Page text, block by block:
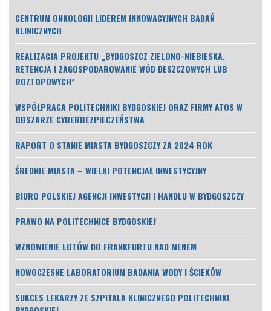
CENTRUM ONKOLOGII LIDEREM INNOWACYJNYCH BADAŃ
KLINICZNYCH
REALIZACJA PROJEKTU „BYDGOSZCZ ZIELONO-NIEBIESKA.
RETENCJA I ZAGOSPODAROWANIE WÓD DESZCZOWYCH LUB
ROZTOPOWYCH”
WSPÓŁPRACA POLITECHNIKI BYDGOSKIEJ ORAZ FIRMY ATOS W
OBSZARZE CYBERBEZPIECZEŃSTWA
RAPORT O STANIE MIASTA BYDGOSZCZY ZA 2024 ROK
ŚREDNIE MIASTA – WIELKI POTENCJAŁ INWESTYCYJNY
BIURO POLSKIEJ AGENCJI INWESTYCJI I HANDLU W BYDGOSZCZY
PRAWO NA POLITECHNICE BYDGOSKIEJ
WZNOWIENIE LOTÓW DO FRANKFURTU NAD MENEM
NOWOCZESNE LABORATORIUM BADANIA WODY I ŚCIEKÓW
SUKCES LEKARZY ZE SZPITALA KLINICZNEGO POLITECHNIKI